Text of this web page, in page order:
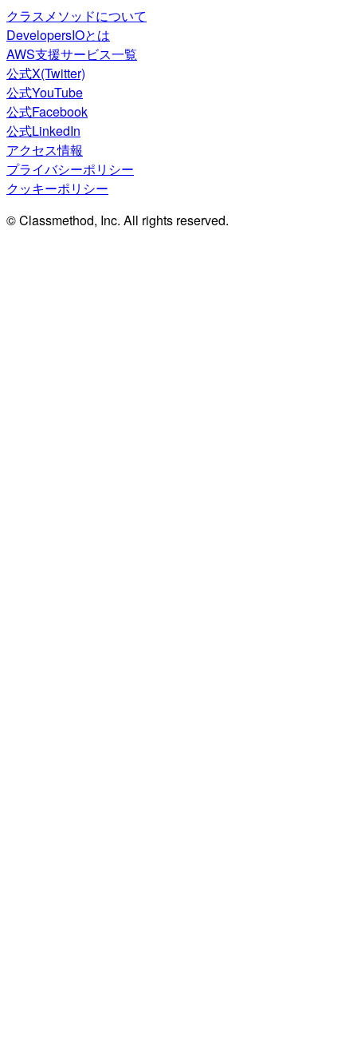
クラスメソッドについて
DevelopersIOとは
AWS支援サービス一覧
公式X(Twitter)
公式YouTube
公式Facebook
公式LinkedIn
アクセス情報
プライバシーポリシー
クッキーポリシー
© Classmethod, Inc. All rights reserved.